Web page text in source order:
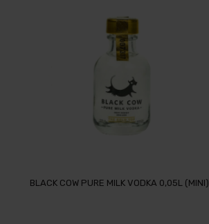
BLACK COW PURE MILK VODKA 0,05L (MINI)